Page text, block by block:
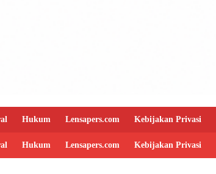
Hukum Lensapers.com Kebijakan Privasi
Hukum Lensapers.com Kebijakan Privasi